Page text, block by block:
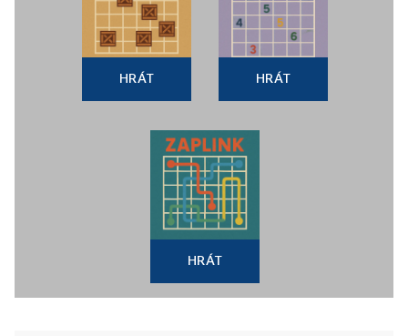
HRÁT HRÁT
HRÁT